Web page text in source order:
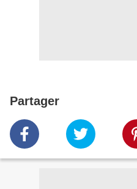
Partager